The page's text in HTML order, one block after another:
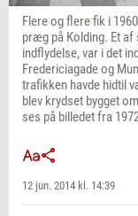
Flere og flere fik i
præg på Kolding. Et
indflydelse, var i det
Fredericiagade og
trafikken havde hidtil
blev krydset bygget
ses på billedet fra
12 jun. 2014 kl. 14:39